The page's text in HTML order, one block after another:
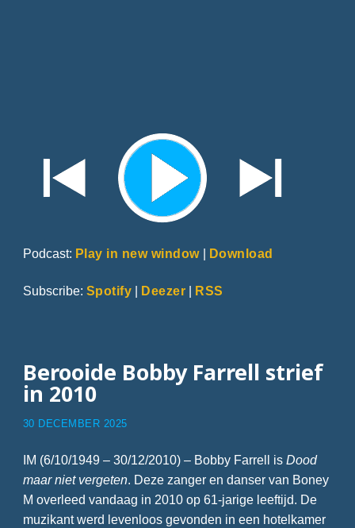
Podcast: Play in new window| Download
Subscribe: Spotify | Deezer | RSS
Berooide Bobby Farrell strief
in 2010
30 DECEMBER 2025
IM (6/10/1949 – 30/12/2010) – Bobby Farrell is Dood
maar niet vergeten. Deze zanger en danser van Boney
M overleed vandaag in 2010 op 61-jarige leeftijd. De
muzikant werd levenloos gevonden in een hotelkamer